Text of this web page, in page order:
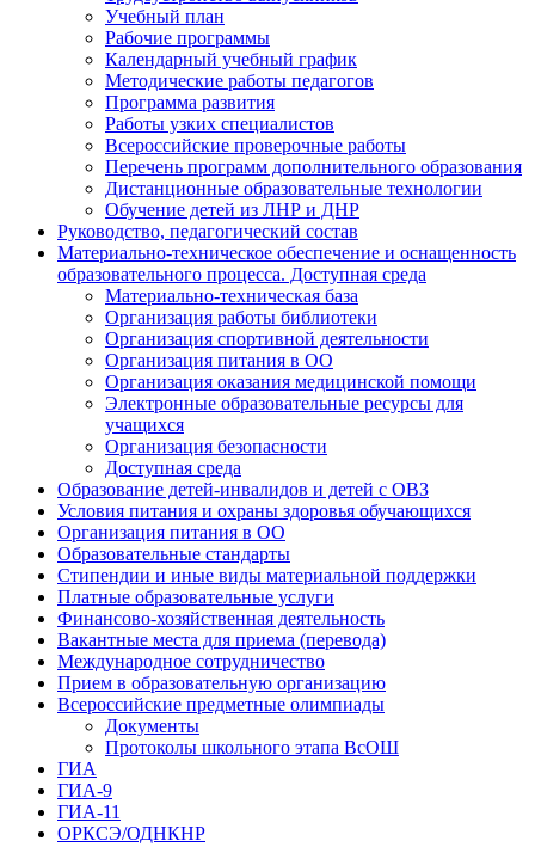
Учебный план
Рабочие программы
Календарный учебный график
Методические работы педагогов
Программа развития
Работы узких специалистов
Всероссийские проверочные работы
Перечень программ дополнительного образования
Дистанционные образовательные технологии
Обучение детей из ЛНР и ДНР
Руководство, педагогический состав
Материально-техническое обеспечение и оснащенность
образовательного процесса. Доступная среда
Материально-техническая база
Организация работы библиотеки
Организация спортивной деятельности
Организация питания в ОО
Организация оказания медицинской помощи
Электронные образовательные ресурсы для
учащихся
Организация безопасности
Доступная среда
Образование детей-инвалидов и детей с ОВЗ
Условия питания и охраны здоровья обучающихся
Организация питания в ОО
Образовательные стандарты
Стипендии и иные виды материальной поддержки
Платные образовательные услуги
Финансово-хозяйственная деятельность
Вакантные места для приема (перевода)
Международное сотрудничество
Прием в образовательную организацию
Всероссийские предметные олимпиады
Документы
Протоколы школьного этапа ВсОШ
ГИА
ГИА-9
ГИА-11
ОРКСЭ/ОДНКНР